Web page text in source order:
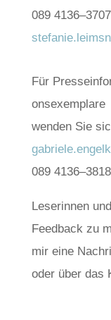
089 4136–3707
Für
ons­exem­pla­re
wen­den Sie
089 4136–3818
Lese­rin­nen
Feed­back zu
mir eine
oder über das